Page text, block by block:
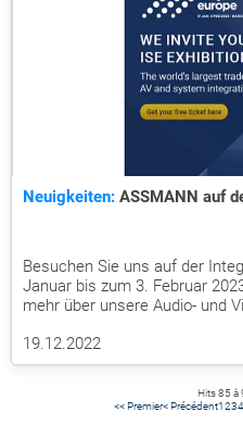
Neuigkeiten: ASSMANN auf
Besuchen Sie uns auf der
Januar bis zum 3. Februar
mehr über unsere Audio- und
19.12.2022
Hits 85 à
<< Premier< Précédent1234